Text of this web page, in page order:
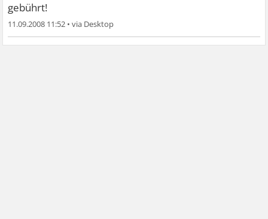
gebührt!
11.09.2008 11:52 •